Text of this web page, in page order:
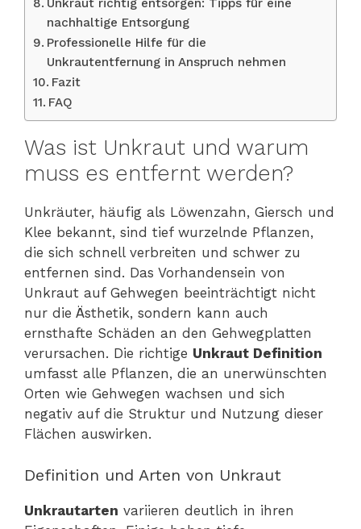
Unkraut richtig entsorgen: Tipps für eine
nachhaltige Entsorgung
Professionelle Hilfe für die
Unkrautentfernung in Anspruch nehmen
Fazit
FAQ
Was ist Unkraut und warum
muss es entfernt werden?
Unkräuter, häufig als Löwenzahn, Giersch und
Klee bekannt, sind tief wurzelnde Pflanzen,
die sich schnell verbreiten und schwer zu
entfernen sind. Das Vorhandensein von
Unkraut auf Gehwegen beeinträchtigt nicht
nur die Ästhetik, sondern kann auch
ernsthafte Schäden an den Gehwegplatten
verursachen. Die richtige Unkraut Definition
umfasst alle Pflanzen, die an unerwünschten
Orten wie Gehwegen wachsen und sich
negativ auf die Struktur und Nutzung dieser
Flächen auswirken.
Definition und Arten von Unkraut
Unkrautarten variieren deutlich in ihren